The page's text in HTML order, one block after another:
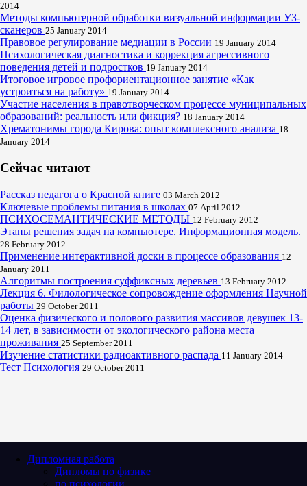
2014
Методы компьютерной обработки визуальной информации УЗ-
сканеров 25 January 2014
Правовое регулирование медиации в России 19 January 2014
Психологическая диагностика и коррекция агрессивного
поведения детей и подростков 19 January 2014
Итоговое игровое профориентационное занятие «Как
устроиться на работу» 19 January 2014
Участие населения в правотворческом процессе муниципальных
образований: реальность или фикция? 18 January 2014
Хрематонимы города Кирова: опыт комплексного анализа 18
January 2014
Сейчас читают
Рассказ педагога о Красной книге 03 March 2012
Ключевые проблемы питания в школах 07 April 2012
ПСИХОСЕМАНТИЧЕСКИЕ МЕТОДЫ 12 February 2012
Этапы решения задач на компьютере. Информационная модель.
28 February 2012
Применение интерактивной доски в процессе образования 12
January 2011
Алгоритмы построения суффиксных деревьев 13 February 2012
Лекция 6. Филологическое сопровождение оформления Научной
работы 29 October 2011
Оценка физического и полового развития массивов девушек 13-
14 лет, в зависимости от экологического района места
проживания 25 September 2011
Изучение статистики радиоактивного распада 11 January 2014
Тест Психология 29 October 2011
Дипломная работа
Дипломы по физике
по психологии